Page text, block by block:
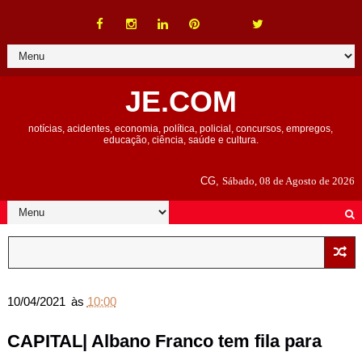
JE.COM
notícias, acidentes, economia, política, policial, concursos, empregos,
educação, ciência, saúde e cultura.
CG,Sábado, 08 de Agosto de 2026
10/04/2021 às 10:00
CAPITAL| Albano Franco tem fila para